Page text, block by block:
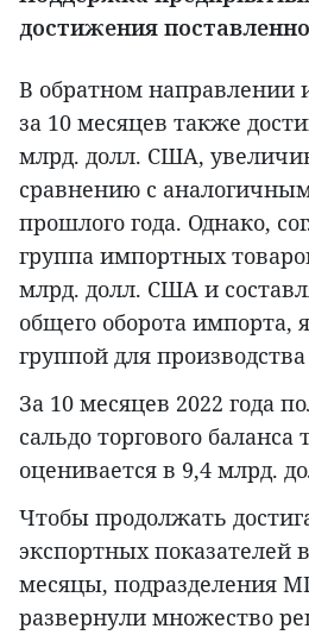
достижения
В обратном направлении
за 10 месяцев также
млрд. долл. США,
сравнению с
прошлого года. Однако,
группа импортных
млрд. долл. США и
общего оборота импорта,
группой для
За 10 месяцев 2022 года
сальдо торгового баланса
оценивается в 9,4 млрд.
Чтобы продолжать
экспортных показателей
месяцы, подразделения
развернули множество